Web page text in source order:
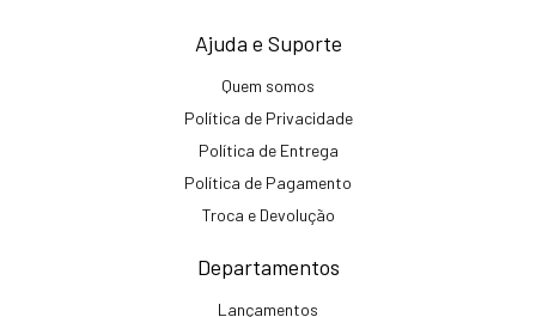
Ajuda e Suporte
Quem somos
Política de Privacidade
Política de Entrega
Política de Pagamento
Troca e Devolução
Departamentos
Lançamentos